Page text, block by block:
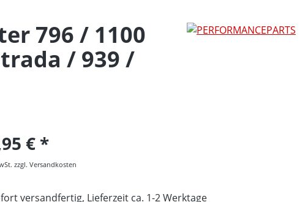
796 / 1100
/ 939 /
€
zzgl. Versandkosten
versandfertig, Lieferzeit ca. 1-2 Werktage